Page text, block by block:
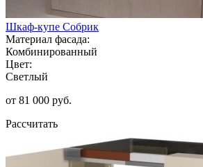
Шкаф-купе Собрик
Материал фасада:
Комбинированный
Цвет:
Светлый
от 81 000 руб.
Рассчитать